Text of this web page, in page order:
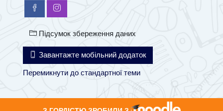
Підсумок збереження даних
Завантажте мобільний додаток
Перемикнути до стандартної теми